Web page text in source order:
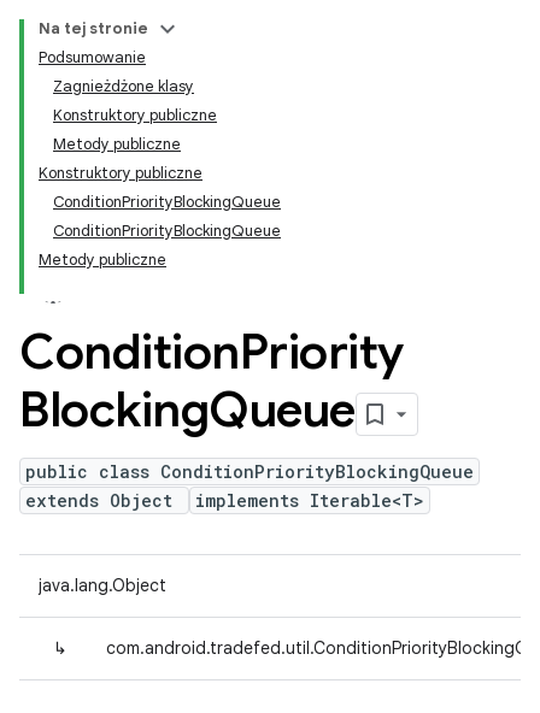
Na tej stronie
Podsumowanie
Zagnieżdżone klasy
Konstruktory publiczne
Metody publiczne
Konstruktory publiczne
ConditionPriorityBlockingQueue
ConditionPriorityBlockingQueue
Metody publiczne
ConditionPriority
BlockingQueue
public class ConditionPriorityBlockingQueue
extends Object
implements Iterable<T>
java.lang.Object
↳